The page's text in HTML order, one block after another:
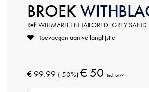
BROEK
Ref: WBLMARLEEN TAILORED_GREY SAND
Toevoegen aan verlanglijstje
€ 99.99(-50%) € 50 Incl. BTW